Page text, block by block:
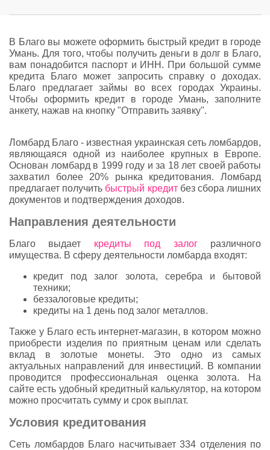
В Благо вы можете оформить быстрый кредит в городе
Умань. Для того, чтобы получить деньги в долг в Благо,
вам понадобится паспорт и ИНН. При большой сумме
кредита Благо может запросить справку о доходах.
Благо предлагает займы во всех городах Украины.
Чтобы оформить кредит в городе Умань, заполните
анкету, нажав на кнопку "Отправить заявку".
Ломбард Благо - известная украинская сеть ломбардов,
являющаяся одной из наиболее крупных в Европе.
Основан ломбард в 1999 году и за 18 лет своей работы
захватил более 20% рынка кредитования. Ломбард
предлагает получить быстрый кредит без сбора лишних
документов и подтверждения доходов.
Направления деятельности
Благо выдает кредиты под залогразличного
имущества. В сферу деятельности ломбарда входят:
кредит под залог золота, серебра и бытовой
техники;
беззалоговые кредиты;
кредиты на 1 день под залог металлов.
Также у Благо есть интернет-магазин, в котором можно
приобрести изделия по приятным ценам или сделать
вклад в золотые монеты. Это одно из самых
актуальных направлений для инвестиций. В компании
проводится профессиональная оценка золота. На
сайте есть удобный кредитный калькулятор, на котором
можно просчитать сумму и срок выплат.
Условия кредитования
Сеть ломбардов Благо насчитывает 334 отделения по